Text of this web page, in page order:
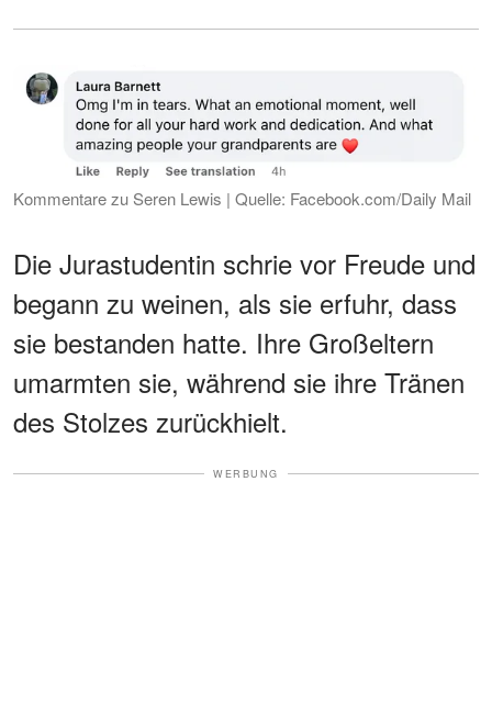
Kommentare zu Seren Lewis | Quelle: Facebook.com/Daily Mail
Die Jurastudentin schrie vor Freude und
begann zu weinen, als sie erfuhr, dass
sie bestanden hatte. Ihre Großeltern
umarmten sie, während sie ihre Tränen
des Stolzes zurückhielt.
WERBUNG